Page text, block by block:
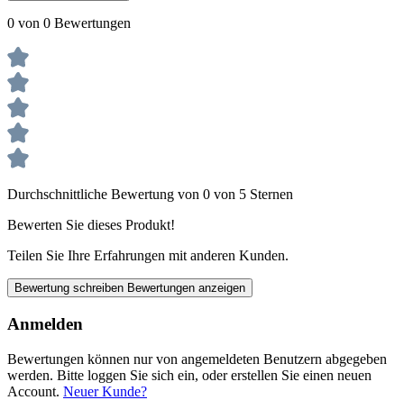
0 von 0 Bewertungen
Durchschnittliche Bewertung von 0 von 5 Sternen
Bewerten Sie dieses Produkt!
Teilen Sie Ihre Erfahrungen mit anderen Kunden.
Bewertung schreiben Bewertungen anzeigen
Anmelden
Bewertungen können nur von angemeldeten Benutzern abgegeben
werden. Bitte loggen Sie sich ein, oder erstellen Sie einen neuen
Account. Neuer Kunde?